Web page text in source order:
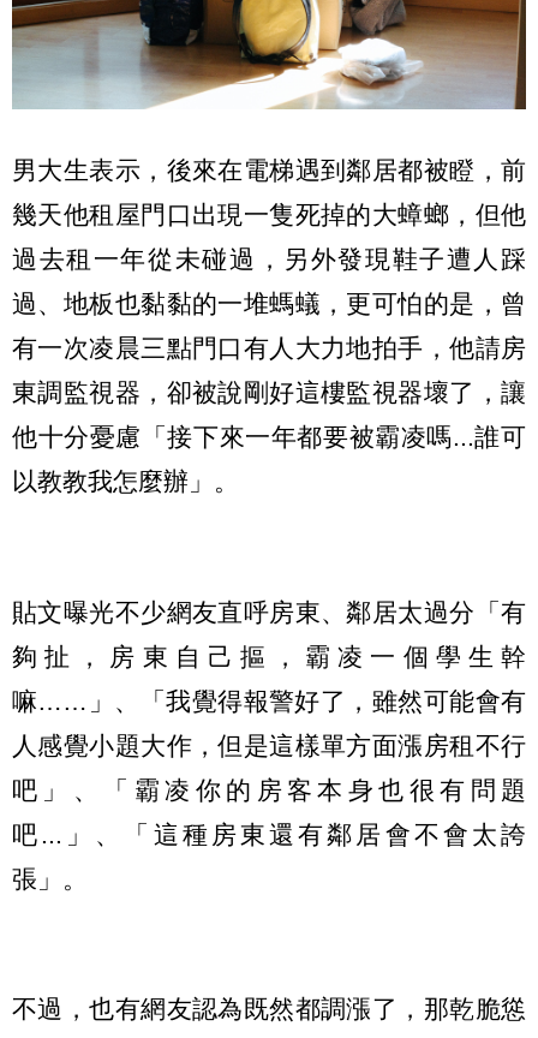
男大生表示，後來在電梯遇到鄰居都被瞪，前
幾天他租屋門口出現一隻死掉的大蟑螂，但他
過去租一年從未碰過，另外發現鞋子遭人踩
過、地板也黏黏的一堆螞蟻，更可怕的是，曾
有一次凌晨三點門口有人大力地拍手，他請房
東調監視器，卻被說剛好這樓監視器壞了，讓
他十分憂慮「接下來一年都要被霸凌嗎...誰可
以教教我怎麼辦」。
貼文曝光不少網友直呼房東、鄰居太過分「有
夠扯，房東自己摳，霸凌一個學生幹
嘛……」、「我覺得報警好了，雖然可能會有
人感覺小題大作，但是這樣單方面漲房租不行
吧」、「霸凌你的房客本身也很有問題
吧...」、「這種房東還有鄰居會不會太誇
張」。
不過，也有網友認為既然都調漲了，那乾脆慫